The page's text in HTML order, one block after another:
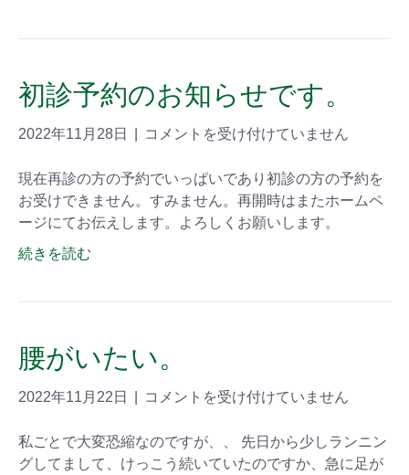
初診予約のお知らせです。
2022年11月28日 コメントを受け付けていません
現在再診の方の予約でいっぱいであり初診の方の予約を
お受けできません。すみません。再開時はまたホームペ
ージにてお伝えします。よろしくお願いします。
続きを読む
腰がいたい。
2022年11月22日 コメントを受け付けていません
私ごとで大変恐縮なのですが、、 先日から少しランニン
グしてまして、けっこう続いていたのですか、急に足が